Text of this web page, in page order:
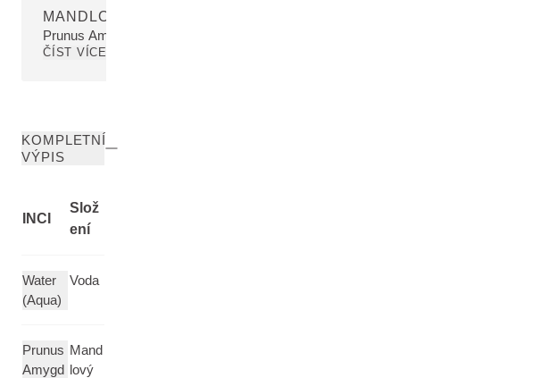
MANDLOVÝ OLEJ
Prunus Amygdalus Dulcis (Sweet Almond) Oil
ČÍST VÍCE
KOMPLETNÍ
VÝPIS
INCI
Slož
ení
Water
(Aqua)
Voda
Prunus
Amygd
Mand
lový